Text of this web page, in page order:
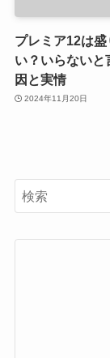
プレミア12は
い？いらないと
因と実情
2024年11月20日